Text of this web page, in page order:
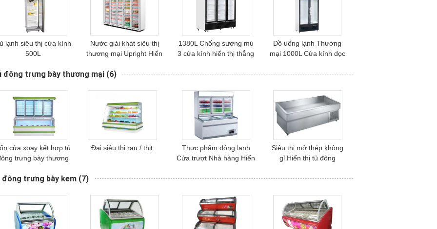
lạnh siêu thị cửa kính
500L
Nước giải khát siêu thị
thương mại Upright Hiển
1380L Chống sương mù
3 cửa kính hiển thị thẳng
Đồ uống lạnh Thương
mại 1000L Cửa kính dọc
đông trưng bày thương mại (6)
cửa xoay kết hợp tủ
trưng bày thương
Đại siêu thị rau / thịt
Thực phẩm đông lạnh
Cửa trượt Nhà hàng Hiển
Siêu thị mở thép không
gỉ Hiển thị tủ đông
đông trưng bày kem (7)